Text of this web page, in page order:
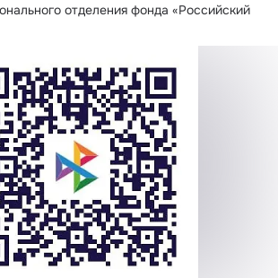
отделения фонда «Российский